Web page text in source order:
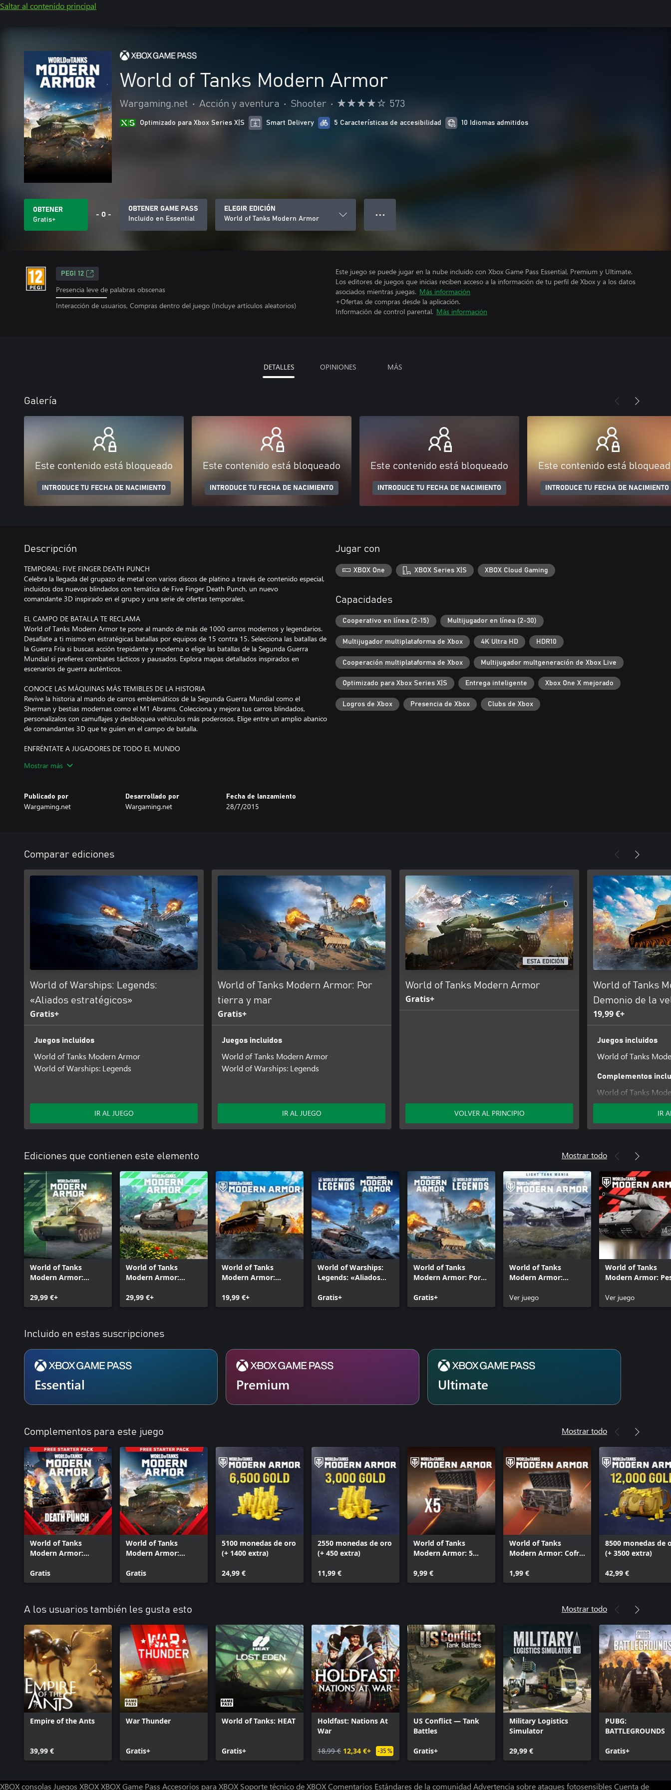
Saltar al contenido principal
World of Tanks Modern Armor
Wargaming.net • Acción y aventura • Shooter • 573
Optimizado para Xbox Series X|S Smart Delivery 5 Características de accesibilidad 10 Idiomas admitidos
OBTENER
Gratis+
- O -
OBTENER GAME PASS
Incluido en Essential
ELEGIR EDICIÓN
World of Tanks Modern Armor
● ● ●
PEGI 12
Presencia leve de palabras obscenas
Interacción de usuarios, Compras dentro del juego (Incluye artículos aleatorios)
Este juego se puede jugar en la nube incluido con Xbox Game Pass Essential, Premium y Ultimate.
Los editores de juegos que inicias reciben acceso a la información de tu perfil de Xbox y a los datos
asociados mientras juegas. Más información
+Ofertas de compras desde la aplicación.
Información de control parental. Más información
DETALLES OPINIONES MÁS
Galería
Este contenido está bloqueado
INTRODUCE TU FECHA DE NACIMIENTO
Este contenido está bloqueado
INTRODUCE TU FECHA DE NACIMIENTO
Este contenido está bloqueado
INTRODUCE TU FECHA DE NACIMIENTO
Este contenido está
INTRODUCE TU FECHA DE NACIMIENTO
Descripción
TEMPORAL: FIVE FINGER DEATH PUNCH
Celebra la llegada del grupazo de metal con varios discos de platino a través de contenido especial,
incluidos dos nuevos blindados con temática de Five Finger Death Punch, un nuevo
comandante 3D inspirado en el grupo y una serie de ofertas temporales.
EL CAMPO DE BATALLA TE RECLAMA
World of Tanks Modern Armor te pone al mando de más de 1000 carros modernos y legendarios.
Desafíate a ti mismo en estratégicas batallas por equipos de 15 contra 15. Selecciona las batallas de
la Guerra Fría si buscas acción trepidante y moderna o elige las batallas de la Segunda Guerra
Mundial si prefieres combates tácticos y pausados. Explora mapas detallados inspirados en
escenarios de guerra auténticos.
CONOCE LAS MÁQUINAS MÁS TEMIBLES DE LA HISTORIA
Revive la historia al mando de carros emblemáticos de la Segunda Guerra Mundial como el
Sherman y bestias modernas como el M1 Abrams. Colecciona y mejora tus carros blindados,
personalízalos con camuflajes y desbloquea vehículos más poderosos. Elige entre un amplio abanico
de comandantes 3D que te guíen en el campo de batalla.
ENFRÉNTATE A JUGADORES DE TODO EL MUNDO
recompensas, colaboraciones especiales y temporadas nuevas. Elige tu modo preferido: JcJ o JcE.
Tus carros te están esperando. ¡Nos vemos en el campo de batalla!
© 2026 Merchenaries LLC Under License to Global Merchandising Services Ltd.
Mostrar más
Publicado por
Wargaming.net
Desarrollado por
Wargaming.net
Fecha de lanzamiento
28/7/2015
Jugar con
XBOX One XBOX Series X|S XBOX Cloud Gaming
Capacidades
Cooperativo en línea (2-15) Multijugador en línea (2-30)
Multijugador multiplataforma de Xbox 4K Ultra HD HDR10
Cooperación multiplataforma de Xbox Multijugador multgeneración de Xbox Live
Optimizado para Xbox Series X|S Entrega inteligente Xbox One X mejorado
Logros de Xbox Presencia de Xbox Clubs de Xbox
Comparar ediciones
World of Warships: Legends:
«Aliados estratégicos»
Gratis+
Juegos incluidos
World of Tanks Modern Armor
World of Warships: Legends
IR AL JUEGO
World of Tanks Modern Armor: Por
tierra y mar
Gratis+
Juegos incluidos
World of Tanks Modern Armor
World of Warships: Legends
IR AL JUEGO
ESTA EDICIÓN
World of Tanks Modern Armor
Gratis+
VOLVER AL PRINCIPIO
World of Tanks
Demonio de la
19,99 €+
Juegos incluidos
World of Tanks
Complementos
World of Tanks
la velocidad
IR
Ediciones que contienen este elemento Mostrar todo
World of Tanks
Modern Armor:
29,99 €+
World of Tanks
Modern Armor:
29,99 €+
World of Tanks
Modern Armor:
velocidad
19,99 €+
World of Warships:
Legends: «Aliados
Gratis+
World of Tanks
Modern Armor: Por
Gratis+
World of Tanks
Modern Armor:
ligeros
Ver juego
World of Tanks
Modern Armor:
Ver juego
Incluido en estas suscripciones
Essential Premium Ultimate
Complementos para este juego Mostrar todo
World of Tanks
Modern Armor:
Finger Death Punch»
Gratis
World of Tanks
Modern Armor:
«Maestros del Caos»
Gratis
5100 monedas de oro
(+ 1400 extra)
24,99 €
2550 monedas de oro
(+ 450 extra)
11,99 €
World of Tanks
Modern Armor: 5
Maestros del Caos
9,99 €
World of Tanks
Modern Armor: Cofre
Maestros del Caos
1,99 €
8500 monedas de
(+ 3500 extra)
42,99 €
A los usuarios también les gusta esto Mostrar todo
Empire of the Ants
39,99 €
War Thunder
Gratis+
World of Tanks: HEAT
Gratis+
Holdfast: Nations At
War
18,99 € 12,34 €+ -35 %
US Conflict — Tank
Battles
Gratis+
Military Logistics
Simulator
29,99 €
PUBG:
BATTLEGROUNDS
Gratis+
XBOX consolas Juegos XBOXXBOX Game Pass Accesorios para XBOX Soporte técnico de XBOXComentarios Estándares de la comunidad Advertencia sobre ataques fotosensibles Cuenta de